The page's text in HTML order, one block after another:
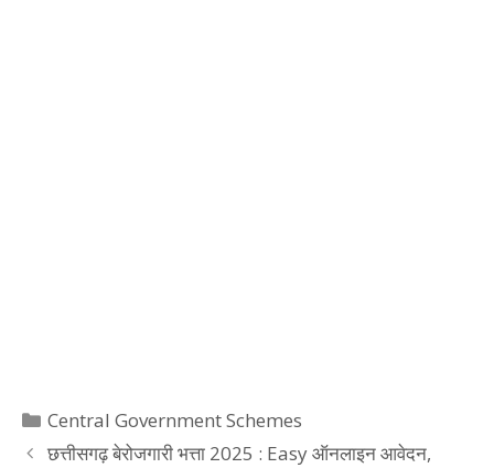
Categories
Central Government Schemes
छत्तीसगढ़ बेरोजगारी भत्ता 2025 : Easy ऑनलाइन आवेदन,